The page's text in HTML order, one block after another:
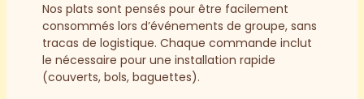
Nos plats sont pensés pour être facilement
consommés lors d’événements de groupe, sans
tracas de logistique. Chaque commande inclut
le nécessaire pour une installation rapide
(couverts, bols, baguettes).